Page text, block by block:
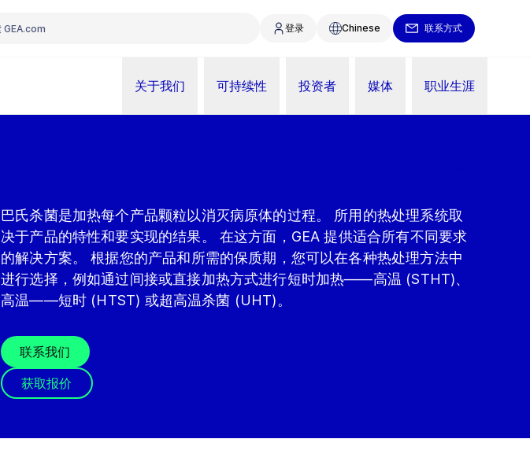
登录 Chinese 联系方式
关于我们 可持续性 投资者 媒体 职业生涯
巴氏杀菌是加热每个产品颗粒以消灭病原体的过程。 所用的热处理系统取
决于产品的特性和要实现的结果。 在这方面，GEA 提供适合所有不同要求
的解决方案。 根据您的产品和所需的保质期，您可以在各种热处理方法中
进行选择，例如通过间接或直接加热方式进行短时加热——高温 (STHT)、
高温——短时 (HTST) 或超高温杀菌 (UHT)。
联系我们
获取报价